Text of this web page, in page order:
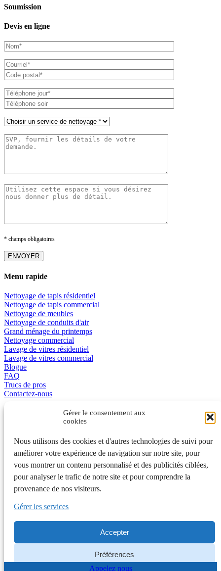
Gérer le consentement aux
cookies
Nous utilisons des cookies et d'autres technologies de suivi pour
améliorer votre expérience de navigation sur notre site, pour
vous montrer un contenu personnalisé et des publicités ciblées,
pour analyser le trafic de notre site et pour comprendre la
provenance de nos visiteurs.
Gérer les services
Accepter
Préférences
Soumission
Devis en ligne
* champs obligatoires
Menu rapide
Nettoyage de tapis résidentiel
Nettoyage de tapis commercial
Nettoyage de meubles
Nettoyage de conduits d'air
Grand ménage du printemps
Nettoyage commercial
Lavage de vitres résidentiel
Lavage de vitres commercial
Blogue
FAQ
Trucs de pros
Contactez-nous
English
401A, de la Grande-Côte, Rosemère QC J7A 1K7 450 970-3363
2Z9 514 992-7775 Montréal
Ouest de l'île • Rive-Sud 450 700-1673 • Québec 418 210-0156
© Nettoyage Experts | Tous droits réservés |
Appelez nous